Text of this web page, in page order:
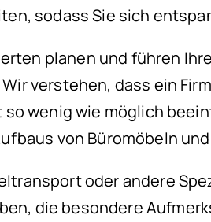
sodass Sie sich
planen und führen
verstehen, dass ein
wenig wie möglich
von Büromöbeln
oder andere
die besondere